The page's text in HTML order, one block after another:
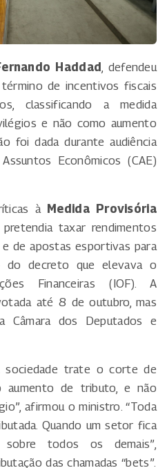
Haddad, defendeu
de incentivos fiscais
classificando a medida
e não como aumento
foi dada durante audiência
Econômicos (CAE)
à Medida Provisória
pretendia taxar rendimentos
de apostas esportivas para
do decreto que elevava o
Financeiras (IOF). A
até 8 de outubro, mas
Câmara dos Deputados e
sociedade trate o corte de
aumento de tributo, e não
afirmou o ministro. “Toda
Quando um setor fica
todos os demais”,
das chamadas “bets”.